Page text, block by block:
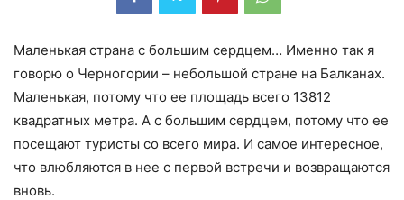
Маленькая страна с большим сердцем… Именно так я
говорю о Черногории – небольшой стране на Балканах.
Маленькая, потому что ее площадь всего 13812
квадратных метра. А с большим сердцем, потому что ее
посещают туристы со всего мира. И самое интересное,
что влюбляются в нее с первой встречи и возвращаются
вновь.